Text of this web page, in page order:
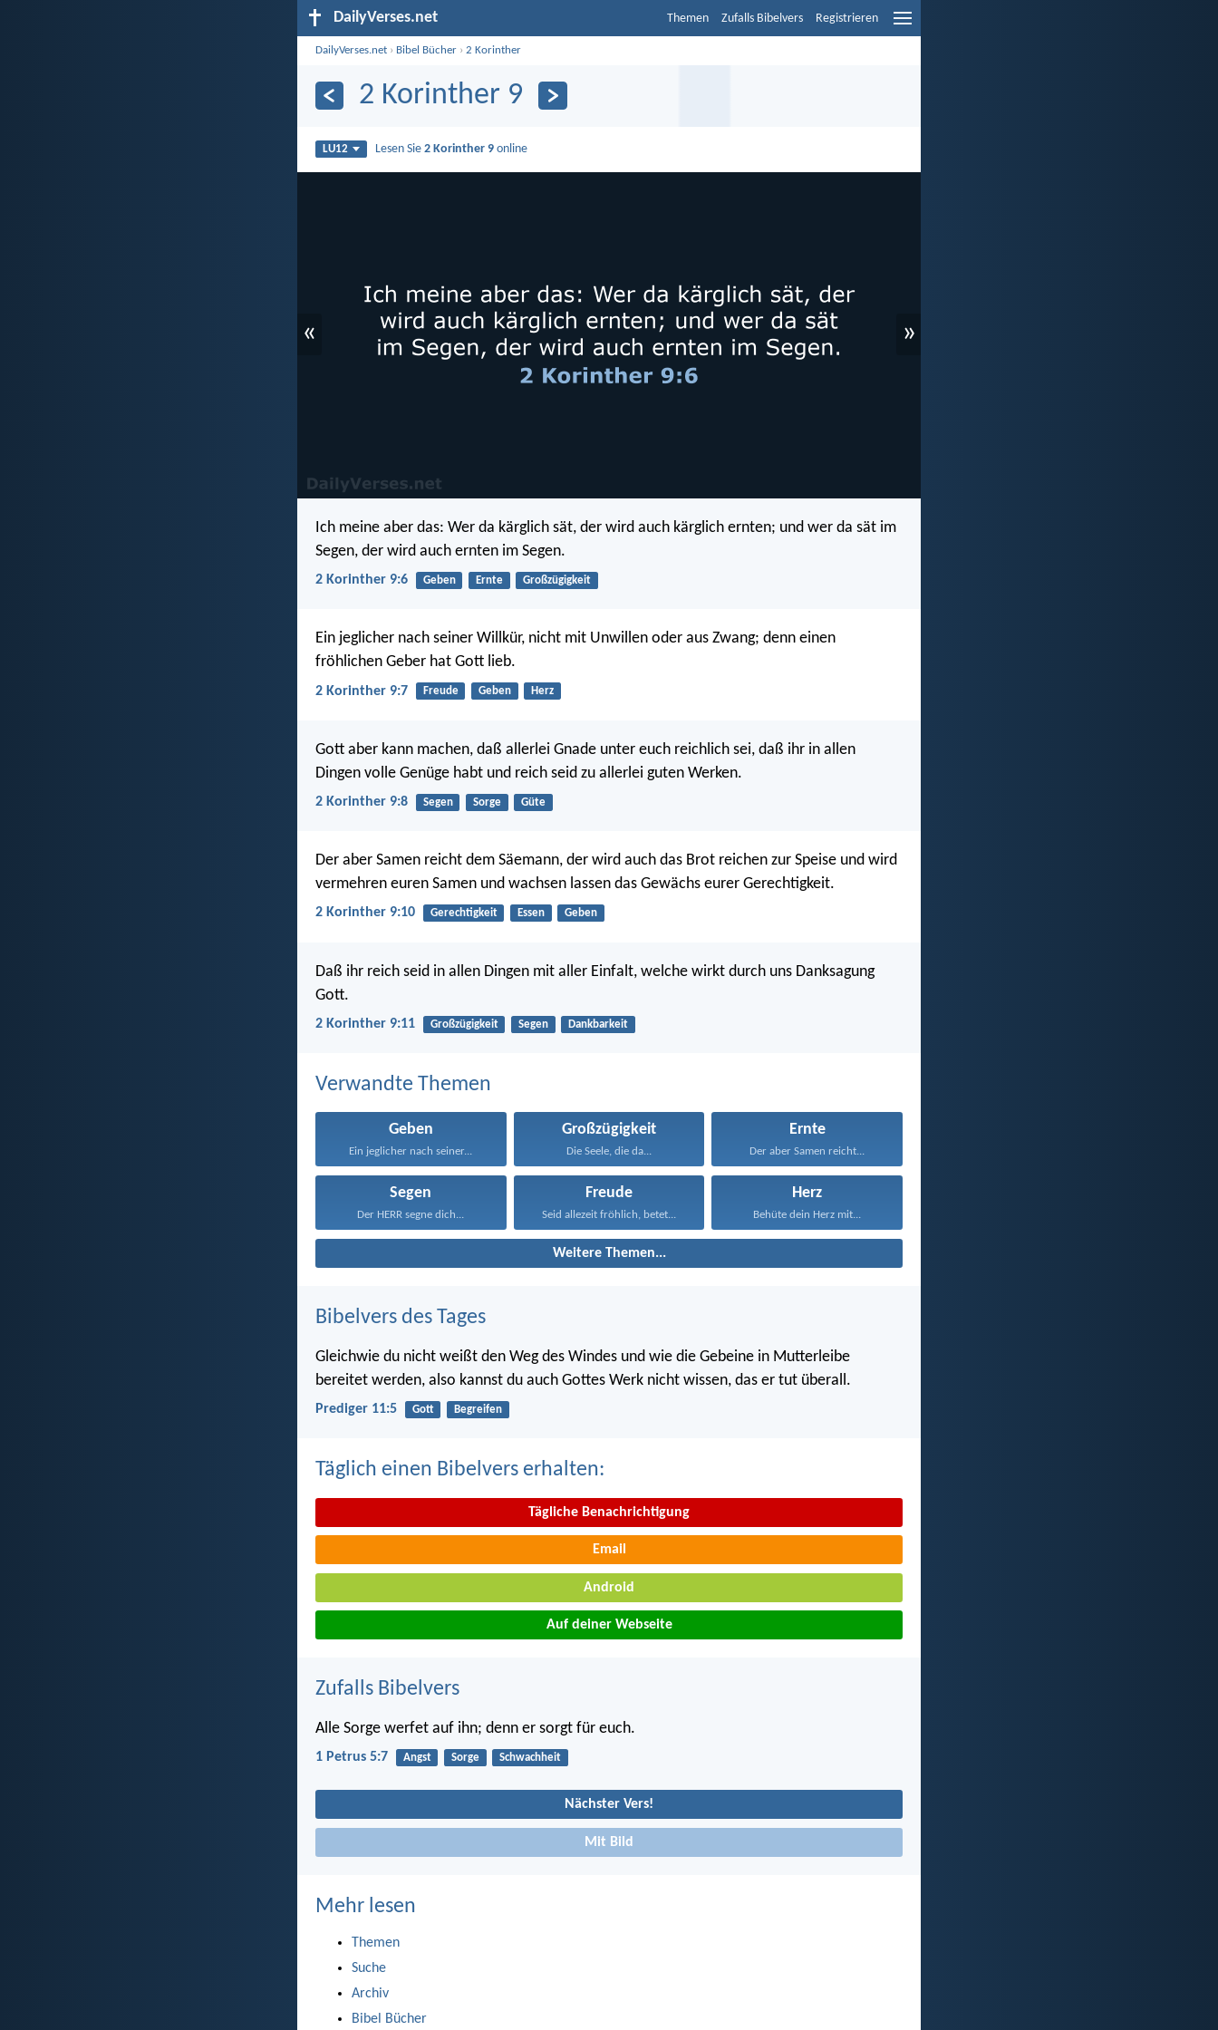
DailyVerses.net Themen Zufalls Bibelvers Registrieren
DailyVerses.net › Bibel Bücher ›2 Korinther
2 Korinther 9
LU12 Lesen Sie2 Korinther 9 online
« »
Ich meine aber das: Wer da kärglich sät, der wird auch kärglich ernten; und wer da sät im
Segen, der wird auch ernten im Segen.
2 Korinther 9:6 Geben Ernte Großzügigkeit
Ein jeglicher nach seiner Willkür, nicht mit Unwillen oder aus Zwang; denn einen
fröhlichen Geber hat Gott lieb.
2 Korinther 9:7 Freude Geben Herz
Gott aber kann machen, daß allerlei Gnade unter euch reichlich sei, daß ihr in allen
Dingen volle Genüge habt und reich seid zu allerlei guten Werken.
2 Korinther 9:8 Segen Sorge Güte
Der aber Samen reicht dem Säemann, der wird auch das Brot reichen zur Speise und wird
vermehren euren Samen und wachsen lassen das Gewächs eurer Gerechtigkeit.
2 Korinther 9:10 Gerechtigkeit Essen Geben
Daß ihr reich seid in allen Dingen mit aller Einfalt, welche wirkt durch uns Danksagung
Gott.
2 Korinther 9:11 Großzügigkeit Segen Dankbarkeit
Verwandte Themen
Geben
Ein jeglicher nach seiner...
Großzügigkeit
Die Seele, die da...
Ernte
Der aber Samen reicht...
Segen
Der HERR segne dich...
Freude
Seid allezeit fröhlich, betet...
Herz
Behüte dein Herz mit...
Weitere Themen...
Bibelvers des Tages
Gleichwie du nicht weißt den Weg des Windes und wie die Gebeine in Mutterleibe
bereitet werden, also kannst du auch Gottes Werk nicht wissen, das er tut überall.
Prediger 11:5 Gott Begreifen
Täglich einen Bibelvers erhalten:
Tägliche Benachrichtigung
Email
Android
Auf deiner Webseite
Zufalls Bibelvers
Alle Sorge werfet auf ihn; denn er sorgt für euch.
1 Petrus 5:7 Angst Sorge Schwachheit
Nächster Vers!
Mit Bild
Mehr lesen
Themen
Suche
Archiv
Bibel Bücher